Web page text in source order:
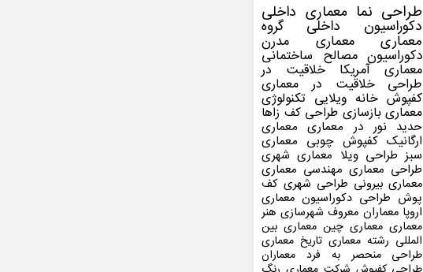
طراحی نما معماری داخلی
دکوراسیون داخلی گروه
معماری معماری مدرن
دکوراسیون مصالح ساختمانی
معماری آمریکا خلاقیت در
طراحی خلاقیت در معماری
کفپوش خانه ویلایی تکنولوژی
معماری بازسازی طراحی کف زاها
حدید نور در معماری معماری
ارگانیک کفپوش چوبی معماری
سبز طراحی ویلا معماری شهری
طراحی معماری مهندسی معماری
معماری بیرونی طراحی شهری کف
پوش طراحی دکوراسیون معماری
اروپا معماران معروف شهرسازی هنر
معماری معماری چین معماری بین
المللی رشته معماری تاریخ معماری
طراحی منحصر به فرد معماران